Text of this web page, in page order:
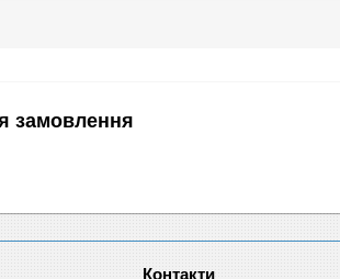
замовлення